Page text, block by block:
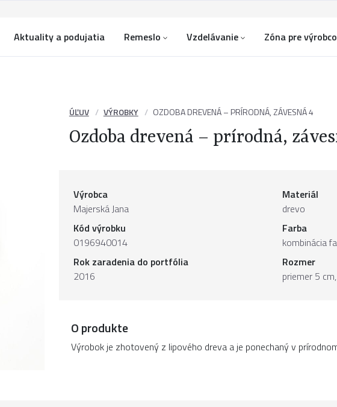
Aktuality a podujatia Remeslo Vzdelávanie Zóna pre
ÚĽUV VÝROBKY OZDOBA DREVENÁ – PRÍRODNÁ, ZÁVESNÁ 4
Ozdoba drevená – prírodná,
Výrobca
Majerská Jana
Kód výrobku
0196940014
Rok zaradenia do portfólia
2016
Materiál
drevo
Farba
kombinácia
Rozmer
priemer 5
O produkte
Výrobok je zhotovený z lipového dreva a je ponechaný v